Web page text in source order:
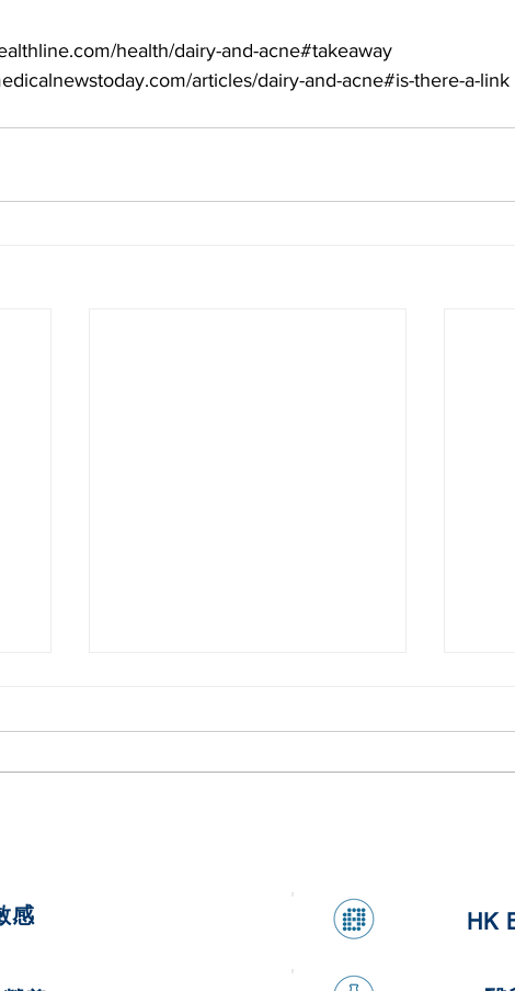
health/dairy-and-acne#takeaway
articles/dairy-and-acne#is-there-a-link
感 HK